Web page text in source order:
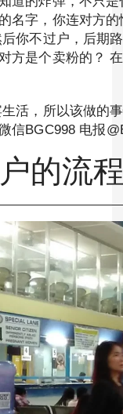
名字，你连对方
你不过户，后期
方是个卖粉的？
活，所以该做的
信BGC998 电报
的流